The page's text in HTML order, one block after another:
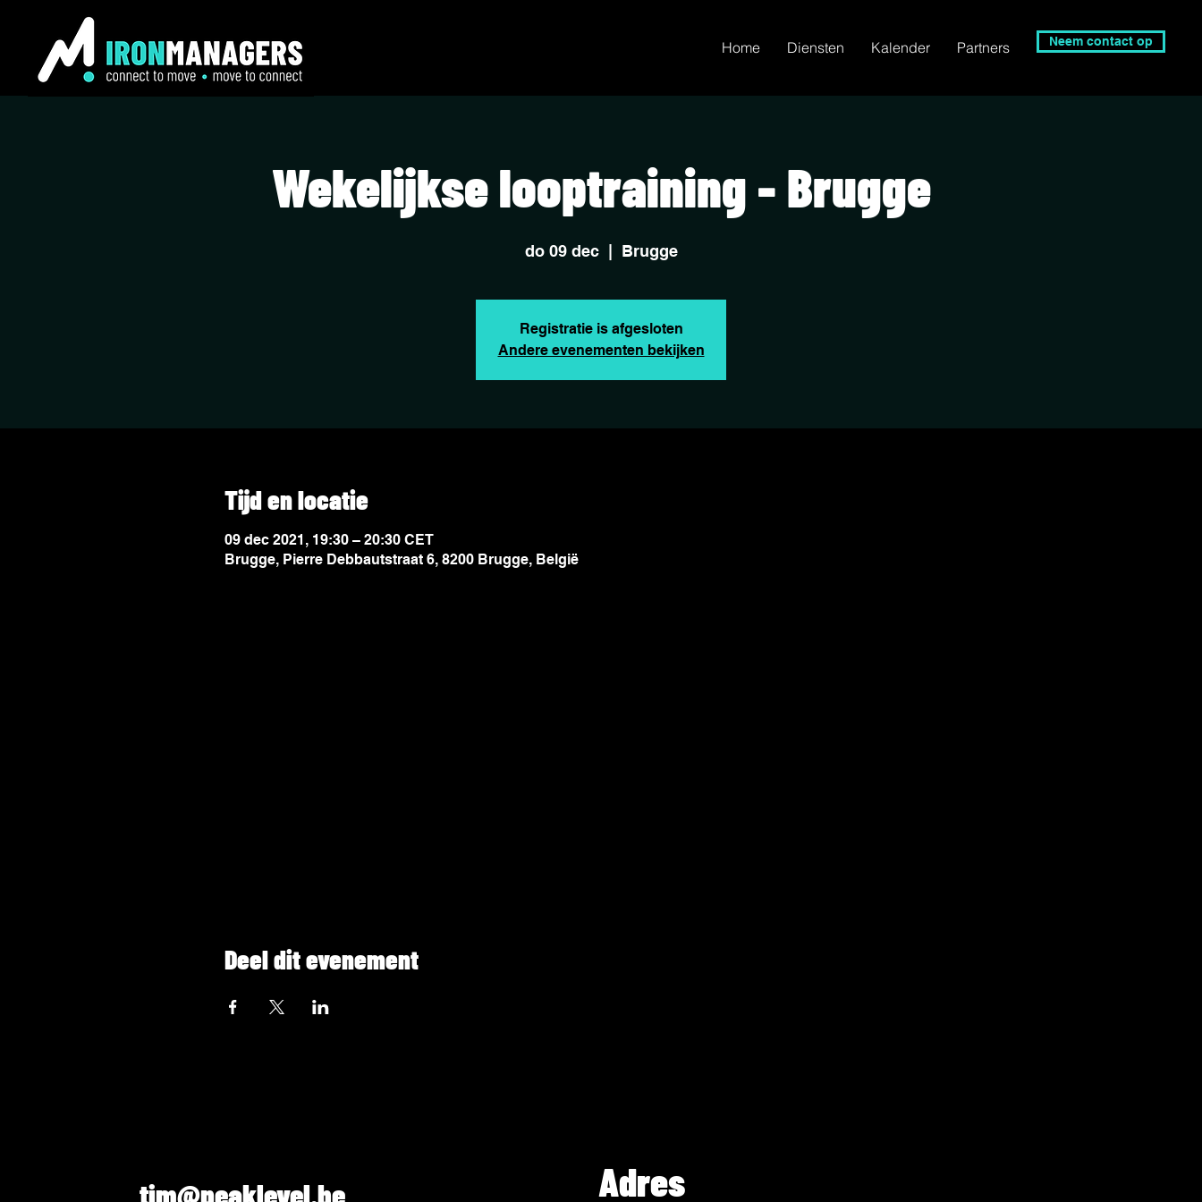
Home Diensten Kalender Partners Neem contact op
Wekelijkse looptraining - Brugge
do 09 dec
  |
Brugge
Registratie is afgesloten
Andere evenementen bekijken
Tijd en locatie
09 dec 2021, 19:30 – 20:30 CET
Brugge, Pierre Debbautstraat 6, 8200 Brugge, België
Deel dit evenement
tim@peaklevel.be Adres